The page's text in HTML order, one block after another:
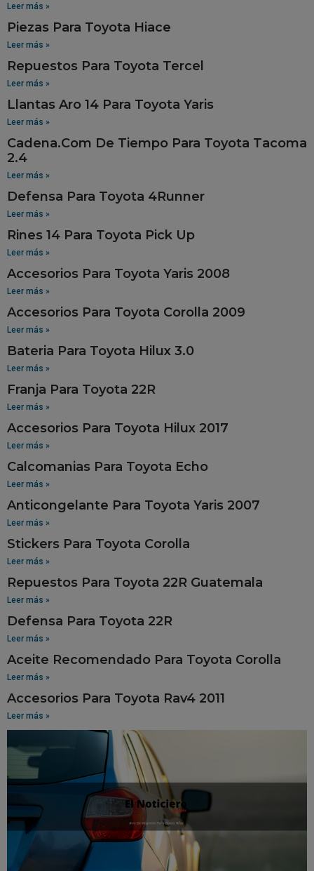
Leer más »
Piezas Para Toyota Hiace
Leer más »
Repuestos Para Toyota Tercel
Leer más »
Llantas Aro 14 Para Toyota Yaris
Leer más »
Cadena.Com De Tiempo Para Toyota Tacoma
2.4
Leer más »
Defensa Para Toyota 4Runner
Leer más »
Rines 14 Para Toyota Pick Up
Leer más »
Accesorios Para Toyota Yaris 2008
Leer más »
Accesorios Para Toyota Corolla 2009
Leer más »
Bateria Para Toyota Hilux 3.0
Leer más »
Franja Para Toyota 22R
Leer más »
Accesorios Para Toyota Hilux 2017
Leer más »
Calcomanias Para Toyota Echo
Leer más »
Anticongelante Para Toyota Yaris 2007
Leer más »
Stickers Para Toyota Corolla
Leer más »
Repuestos Para Toyota 22R Guatemala
Leer más »
Defensa Para Toyota 22R
Leer más »
Aceite Recomendado Para Toyota Corolla
Leer más »
Accesorios Para Toyota Rav4 2011
Leer más »